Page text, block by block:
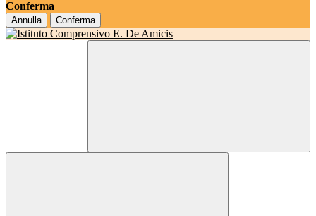
Conferma
Annulla Conferma